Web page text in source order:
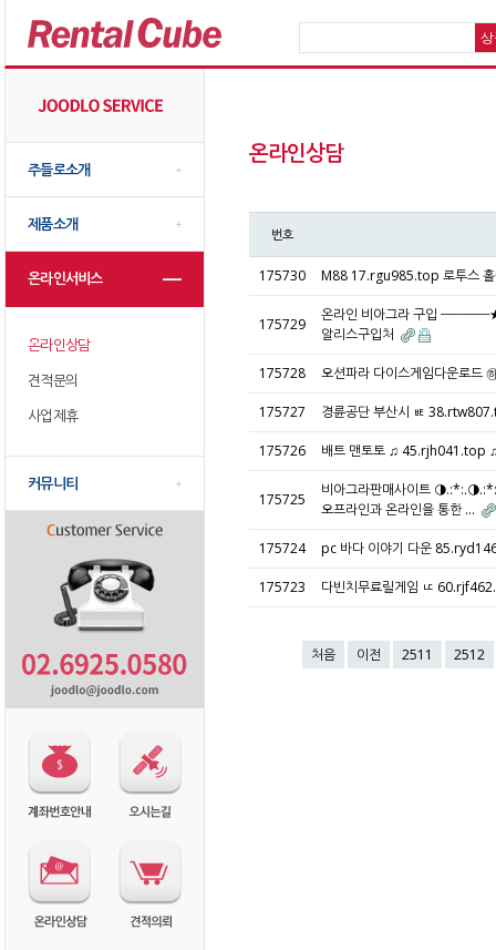
주들로소개
제품소개
온라인서비스
온라인상담
견적문의
사업제휴
커뮤니티
온라인상담
번호
175730 M88 17.rgu985.top 로투스
175729
온라인 비아그라 구입
알리스구입처
175728 오션파라 다이스게임다운로
175727 경륜공단 부산시 ㅷ
175726 배트 맨토토 ♫ 45.rjh041.top
175725
비아그라판매사이트
오프라인과 온라인을 통한 …
175724 pc 바다 이야기 다운
175723 다빈치무료릴게임 ㅦ
처음 이전 2511 2512